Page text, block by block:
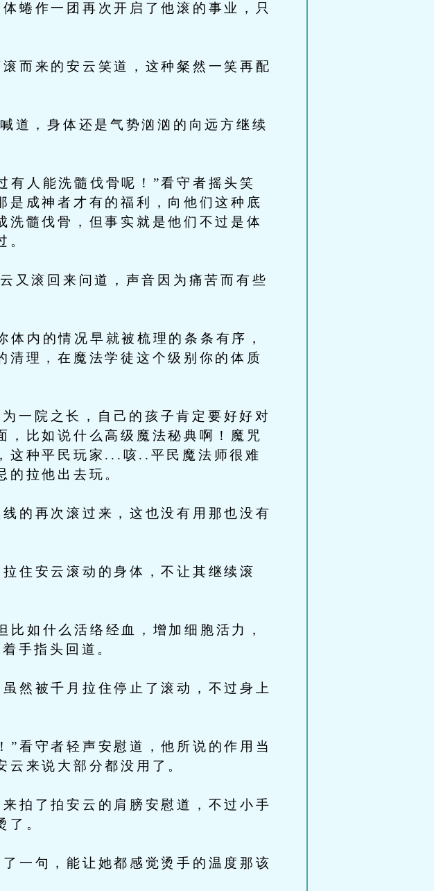
蜷作一团再次开启了他滚的事业，只
而来的安云笑道，这种粲然一笑再配
，身体还是气势汹汹的向远方继续
人能洗髓伐骨呢！”看守者摇头笑
是成神者才有的福利，向他们这种底
洗髓伐骨，但事实就是他们不过是体
。
滚回来问道，声音因为痛苦而有些
内的情况早就被梳理的条条有序，
清理，在魔法学徒这个级别你的体质
一院之长，自己的孩子肯定要好好对
，比如说什么高级魔法秘典啊！魔咒
这种平民玩家...咳..平民魔法师很难
拉他出去玩。
的再次滚过来，这也没有用那也没有
住安云滚动的身体，不让其继续滚
如什么活络经血，增加细胞活力，
手指头回道。
然被千月拉住停止了滚动，不过身上
看守者轻声安慰道，他所说的作用当
来说大部分都没用了。
拍了拍安云的肩膀安慰道，不过小手
了。
一句，能让她都感觉烫手的温度那该